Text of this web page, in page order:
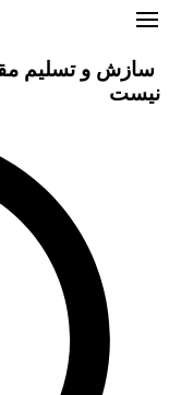
سازش و تسلیم
نیست